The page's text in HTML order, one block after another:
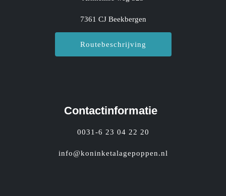
7361 CJ Beekbergen
Routebeschrijving
Contactinformatie
0031-6 23 04 22 20
info@koninketalagepoppen.nl